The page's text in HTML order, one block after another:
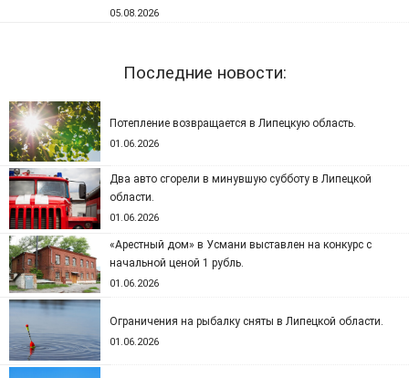
05.08.2026
Последние новости:
Потепление возвращается в Липецкую область.
01.06.2026
Два авто сгорели в минувшую субботу в Липецкой
области.
01.06.2026
«Арестный дом» в Усмани выставлен на конкурс с
начальной ценой 1 рубль.
01.06.2026
Ограничения на рыбалку сняты в Липецкой области.
01.06.2026